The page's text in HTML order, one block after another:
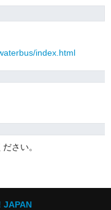
index.html
さい。
JAPAN